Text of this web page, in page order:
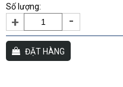
Số lượng:
+ -
ĐẶT HÀNG